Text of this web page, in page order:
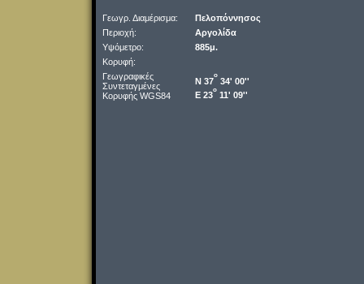
Γεωγρ. Διαμέρισμα:
Πελοπόννησος
Περιοχή:
Αργολίδα
Υψόμετρο:
885μ.
Κορυφή:
Γεωγραφικές
Συντεταγμένες
Κορυφής WGS84
Ν 37
o
34' 00''
Ε 23
o
11' 09''